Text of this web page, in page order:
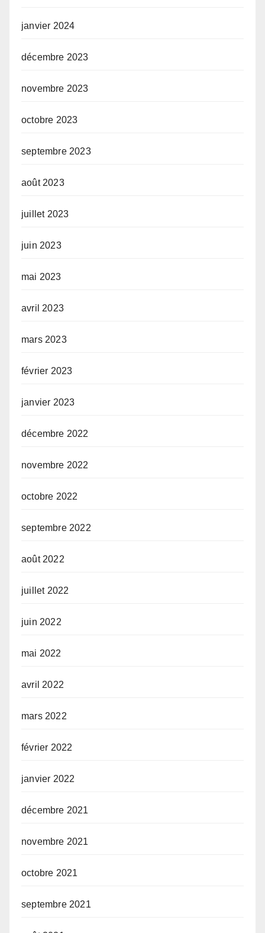
janvier 2024
décembre 2023
novembre 2023
octobre 2023
septembre 2023
août 2023
juillet 2023
juin 2023
mai 2023
avril 2023
mars 2023
février 2023
janvier 2023
décembre 2022
novembre 2022
octobre 2022
septembre 2022
août 2022
juillet 2022
juin 2022
mai 2022
avril 2022
mars 2022
février 2022
janvier 2022
décembre 2021
novembre 2021
octobre 2021
septembre 2021